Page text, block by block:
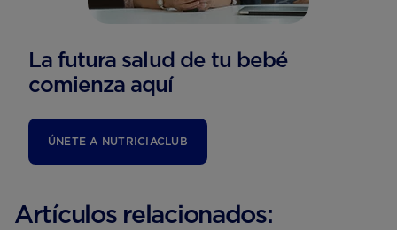
La futura salud de tu bebé
comienza aquí
ÚNETE A NUTRICIACLUB
Artículos relacionados: